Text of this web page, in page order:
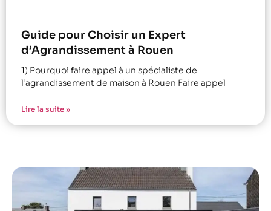
Guide pour Choisir un Expert
d’Agrandissement à Rouen
1) Pourquoi faire appel à un spécialiste de
l’agrandissement de maison à Rouen Faire appel
Lire la suite »